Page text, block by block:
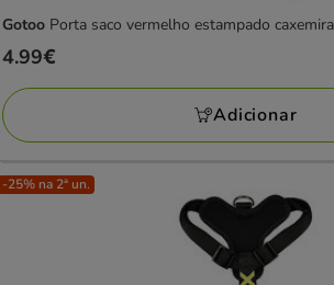
Gotoo Porta saco vermelho estampado
Preço
4.99€
4.99€
Adicionar
-25% na 2ª un.